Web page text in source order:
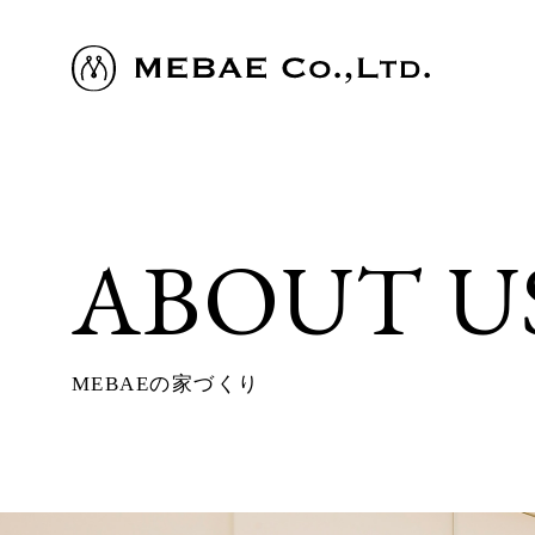
ABOUT
MEBAEの家づくり